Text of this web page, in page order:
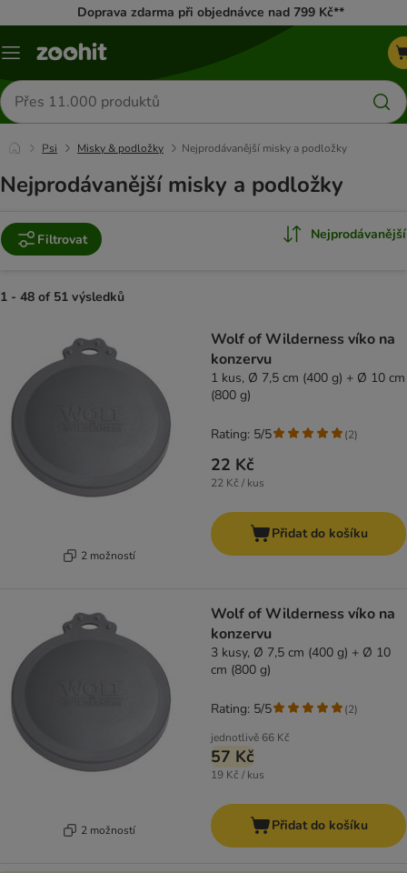
Doprava zdarma při objednávce nad 799 Kč**
Menu
Hledat
produkty
Psi Misky & podložky Nejprodávanější misky a podložky
Nejprodávanější misky a podložky
Filtrovat Nejprodávanější
1 - 48 of 51 výsledků
2 možností
Wolf of Wilderness víko na
konzervu
1 kus, Ø 7,5 cm (400 g) + Ø 10 cm
(800 g)
22 Kč
22 Kč / kus
Rating: 5/5 (2)
Přidat do košíku
2 možností
Wolf of Wilderness víko na
konzervu
3 kusy, Ø 7,5 cm (400 g) + Ø 10
cm (800 g)
jednotlivě 66 Kč
57 Kč
19 Kč / kus
Rating: 5/5 (2)
Přidat do košíku